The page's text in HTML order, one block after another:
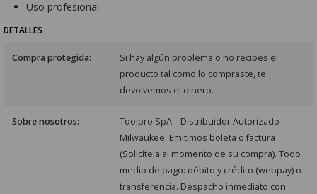
Uso profesional
DETALLES
Compra protegida:
Si hay algún problema o no recibes el
producto tal como lo compraste, te
devolvemos el dinero.
Sobre nosotros:
Toolpro SpA – Distribuidor Autorizado
Milwaukee. Emitimos boleta o factura
(Solicítela al momento de su compra). Todo
medio de pago: débito y crédito (webpay) o
transferencia. Despacho inmediato con